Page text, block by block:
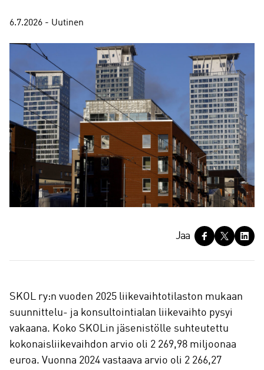
6.7.2026 - Uutinen
a
Jaa
SKOL ry:n vuoden 2025 liikevaihtotilaston mukaan
suunnittelu- ja konsultointialan liikevaihto pysyi
vakaana. Koko SKOLin jäsenistölle suhteutettu
kokonaisliikevaihdon arvio oli 2 269,98 miljoonaa
euroa. Vuonna 2024 vastaava arvio oli 2 266,27